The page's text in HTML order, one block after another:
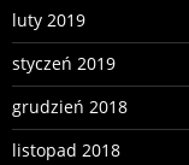
luty 2019
styczeń 2019
grudzień 2018
listopad 2018